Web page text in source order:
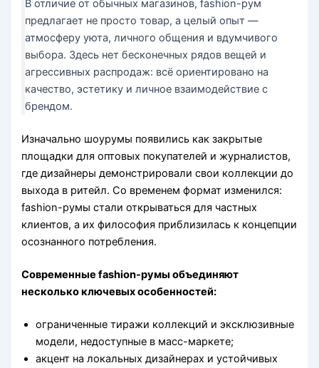
В отличие от обычных магазинов, fashion-рум
предлагает не просто товар, а целый опыт —
атмосферу уюта, личного общения и вдумчивого
выбора. Здесь нет бесконечных рядов вещей и
агрессивных распродаж: всё ориентировано на
качество, эстетику и личное взаимодействие с
брендом.
Изначально шоурумы появились как закрытые
площадки для оптовых покупателей и журналистов,
где дизайнеры демонстрировали свои коллекции до
выхода в ритейл. Со временем формат изменился:
fashion-румы стали открываться для частных
клиентов, а их философия приблизилась к концепции
осознанного потребления.
Современные fashion-румы объединяют
несколько ключевых особенностей:
ограниченные тиражи коллекций и эксклюзивные
модели, недоступные в масс-маркете;
акцент на локальных дизайнерах и устойчивых